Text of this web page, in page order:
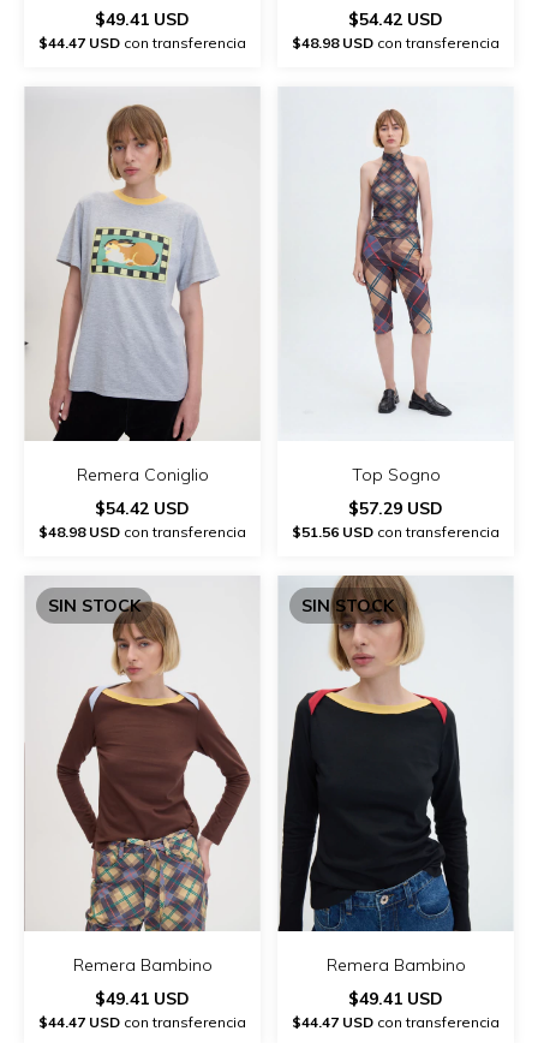
$49.41 USD
$44.47 USD con transferencia
$54.42 USD
$48.98 USD con transferencia
Remera Coniglio
$54.42 USD
$48.98 USD con transferencia
Top Sogno
$57.29 USD
$51.56 USD con transferencia
SIN STOCK
Remera Bambino
$49.41 USD
$44.47 USD con transferencia
SIN STOCK
Remera Bambino
$49.41 USD
$44.47 USD con transferencia